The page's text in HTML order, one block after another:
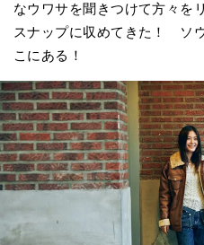
なウワサを聞きつけて方々を
スナップに収めてきた！ ソ
こにある！